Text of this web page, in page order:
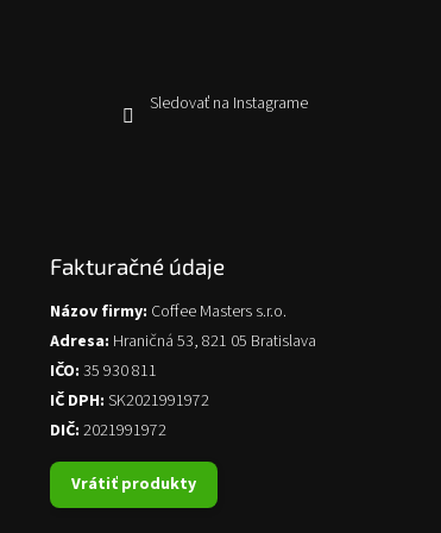
Sledovať na Instagrame
Fakturačné údaje
Názov firmy: Coffee Masters s.r.o.
Adresa: Hraničná 53, 821 05 Bratislava
IČO: 35 930 811
IČ DPH: SK2021991972
DIČ: 2021991972
Vrátiť produkty